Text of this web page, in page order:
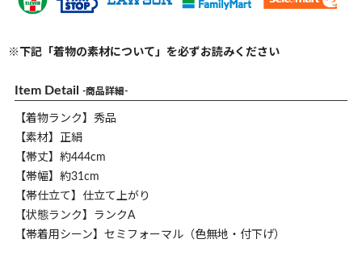
※下記「着物の素材について」を必ずお読みください
Item Detail -商品詳細-
【着物ランク】秀品
【素材】正絹
【帯丈】約444cm
【帯幅】約31cm
【帯仕立て】仕立て上がり
【状態ランク】ランクA
【帯着用シーン】セミフォーマル（色無地・付下げ）